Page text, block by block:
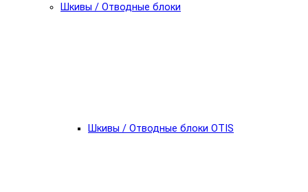
Шкивы / Отводные блоки
Шкивы / Отводные блоки OTIS